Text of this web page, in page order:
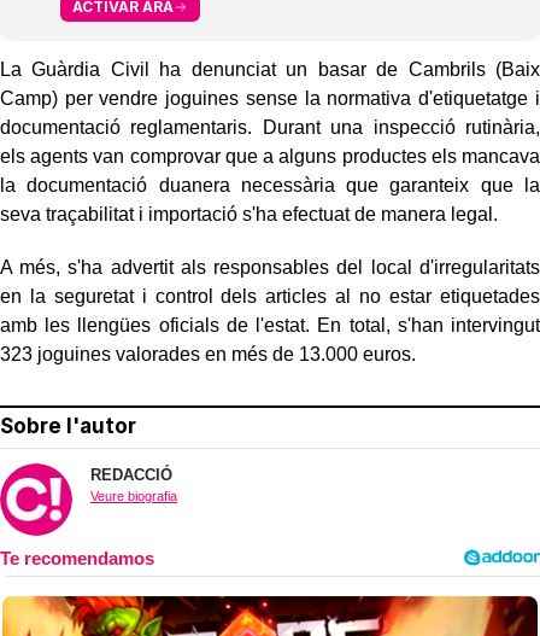
ACTIVAR ARA
La Guàrdia Civil ha denunciat un basar de Cambrils (Baix
Camp) per vendre joguines sense la normativa d'etiquetatge i
documentació reglamentaris. Durant una inspecció rutinària,
els agents van comprovar que a alguns productes els mancava
la documentació duanera necessària que garanteix que la
seva traçabilitat i importació s'ha efectuat de manera legal.
A més, s'ha advertit als responsables del local d'irregularitats
en la seguretat i control dels articles al no estar etiquetades
amb les llengües oficials de l'estat. En total, s'han intervingut
323 joguines valorades en més de 13.000 euros.
Sobre l'autor
REDACCIÓ
Veure biografia